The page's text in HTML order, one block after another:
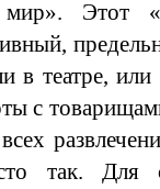
мир». Этот
в театре,
с
так. Для